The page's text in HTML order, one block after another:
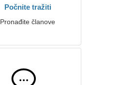
Počnite tražiti
Pronađite članove